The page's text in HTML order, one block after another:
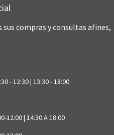
compras y consultas afines,
- 12:30 | 13:30 - 18:00
12:00 | 14:30 A 18:00